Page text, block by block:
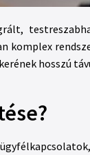
komplex
hosszú